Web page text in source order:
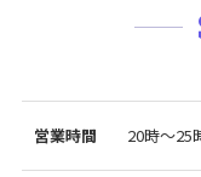
営業時間 20時～25